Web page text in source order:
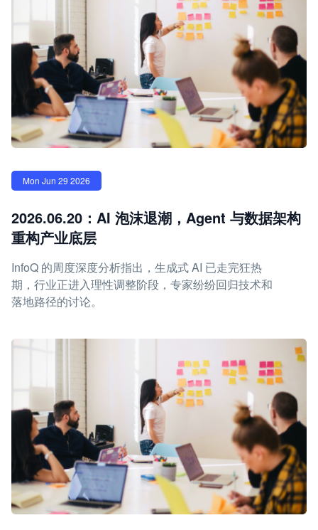
Mon Jun 29 2026
2026.06.20：AI 泡沫退潮，Agent 与数据架构
重构产业底层
InfoQ 的周度深度分析指出，生成式 AI 已走完狂热
期，行业正进入理性调整阶段，专家纷纷回归技术和
落地路径的讨论。